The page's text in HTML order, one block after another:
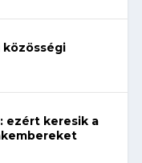
közösségi
ezért keresik a